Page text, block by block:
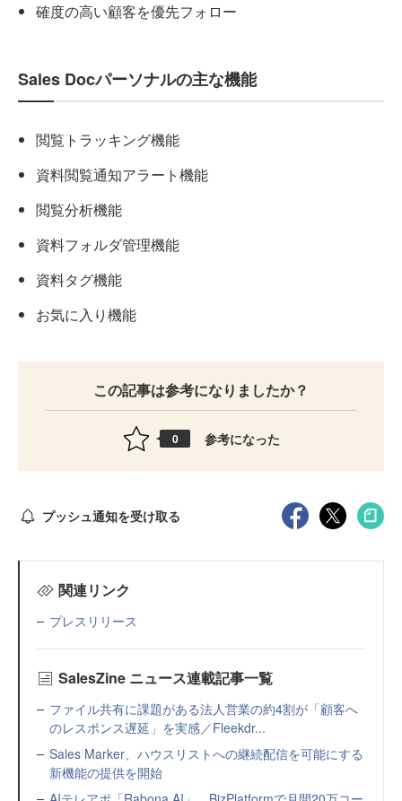
確度の高い顧客を優先フォロー
Sales Docパーソナルの主な機能
閲覧トラッキング機能
資料閲覧通知アラート機能
閲覧分析機能
資料フォルダ管理機能
資料タグ機能
お気に入り機能
この記事は参考になりましたか？
0 参考になった
プッシュ通知を受け取る
関連リンク
プレスリリース
SalesZine ニュース連載記事一覧
ファイル共有に課題がある法人営業の約4割が「顧客へ
のレスポンス遅延」を実感／Fleekdr...
Sales Marker、ハウスリストへの継続配信を可能にする
新機能の提供を開始